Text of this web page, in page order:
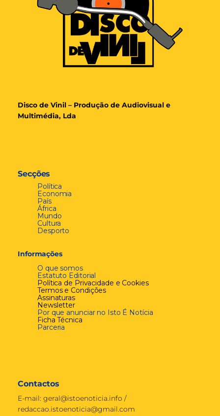
Disco de Vinil – Produção de Audiovisual e
Multimédia, Lda
Secções
Política
Economia
País
África
Mundo
Cultura
Desporto
Informações
O que somos
Estatuto Editorial
Política de Privacidade e Cookies
Termos e Condições
Assinaturas
Newsletter
Por que anunciar no Isto É Notícia
Ficha Técnica
Parceria
Contactos
E-mail: geral@istoenoticia.info /
redaccao.istoenoticia@gmail.com